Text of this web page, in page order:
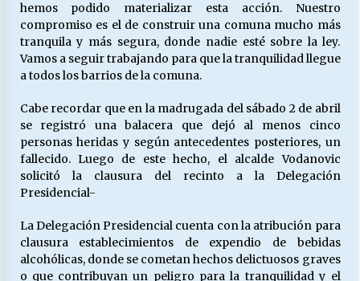
hemos podido materializar esta acción. Nuestro
compromiso es el de construir una comuna mucho más
tranquila y más segura, donde nadie esté sobre la ley.
Vamos a seguir trabajando para que la tranquilidad llegue
a todos los barrios de la comuna.
Cabe recordar que en la madrugada del sábado 2 de abril
se registró una balacera que dejó al menos cinco
personas heridas y según antecedentes posteriores, un
fallecido. Luego de este hecho, el alcalde Vodanovic
solicitó la clausura del recinto a la Delegación
Presidencial-
La Delegación Presidencial cuenta con la atribución para
clausura establecimientos de expendio de bebidas
alcohólicas, donde se cometan hechos delictuosos graves
o que contribuyan un peligro para la tranquilidad y el